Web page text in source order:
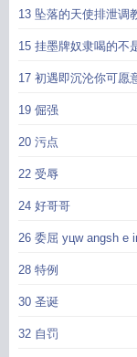
心里才
13 坠落的天使排泄调
15 挂墨牌奴隶喝的不
人的精
17 初遇即沉沦你可愿
19 倔强
20 污点
22 受辱
24 好哥哥
26 委屈 yцw angsh e
28 特例
30 圣诞
32 自罚